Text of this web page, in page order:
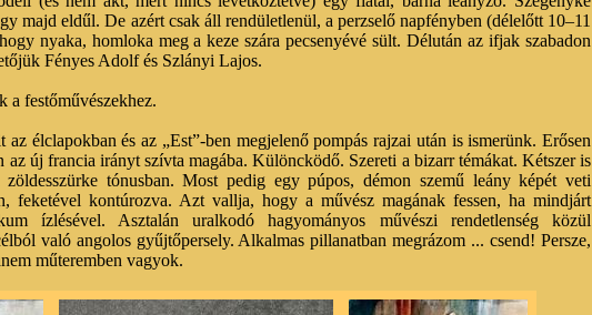
majd eldűl. De azért csak áll rendületlenül, a perzselő napfényben (délelőtt 10–11
nyaka, homloka meg a keze szára pecsenyévé sült. Délután az ifjak szabadon
Fényes Adolf és Szlányi Lajos.
a festőművészekhez.
élclapokban és az „Est”-ben megjelenő pompás rajzai után is ismerünk. Erősen
az új francia irányt szívta magába. Különcködő. Szereti a bizarr témákat. Kétszer is
tónusban. Most pedig egy púpos, démon szemű leány képét veti
feketével kontúrozva. Azt vallja, hogy a művész magának fessen, ha mindjárt
ízlésével. Asztalán uralkodó hagyományos művészi rendetlenség közül
való angolos gyűjtőpersely. Alkalmas pillanatban megrázom ... csend! Persze,
műteremben vagyok.